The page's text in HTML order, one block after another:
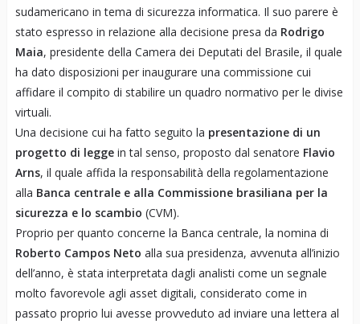
sudamericano in tema di sicurezza informatica. Il suo parere è
stato espresso in relazione alla decisione presa da Rodrigo
Maia, presidente della Camera dei Deputati del Brasile, il quale
ha dato disposizioni per inaugurare una commissione cui
affidare il compito di stabilire un quadro normativo per le divise
virtuali.
Una decisione cui ha fatto seguito la presentazione di un
progetto di leggein tal senso, proposto dal senatore Flavio
Arns, il quale affida la responsabilità della regolamentazione
alla Banca centrale e alla Commissione brasiliana per la
sicurezza e lo scambio (CVM).
Proprio per quanto concerne la Banca centrale, la nomina di
Roberto Campos Neto alla sua presidenza, avvenuta all’inizio
dell’anno, è stata interpretata dagli analisti come un segnale
molto favorevole agli asset digitali, considerato come in
passato proprio lui avesse provveduto ad inviare una lettera al